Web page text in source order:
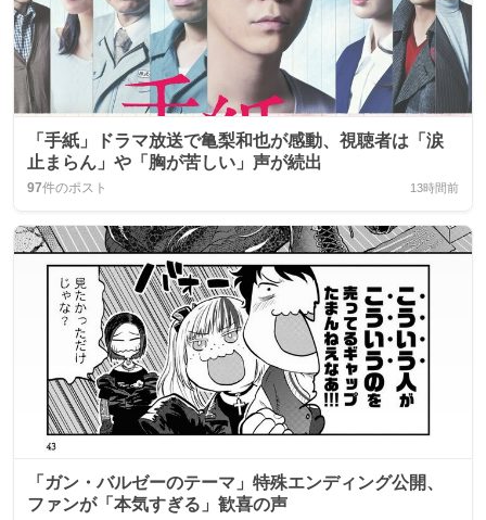
「手紙」ドラマ放送で亀梨和也が感動、視聴者は「涙
止まらん」や「胸が苦しい」声が続出
97件のポスト 13時間前
「ガン・バルゼーのテーマ」特殊エンディング公開、
ファンが「本気すぎる」歓喜の声